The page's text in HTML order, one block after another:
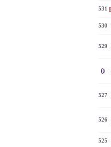
531
530
529
527
526
525